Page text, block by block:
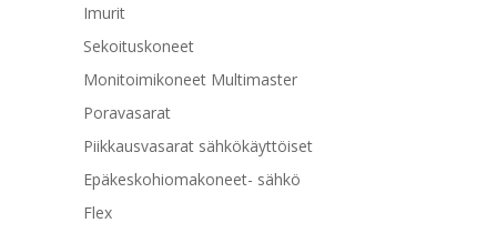
Imurit
Sekoituskoneet
Monitoimikoneet Multimaster
Poravasarat
Piikkausvasarat sähkökäyttöiset
Epäkeskohiomakoneet- sähkö
Flex